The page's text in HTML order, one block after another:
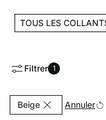
TOUS LES
Filtrer 1
BeigeCurrentlyAnnuler